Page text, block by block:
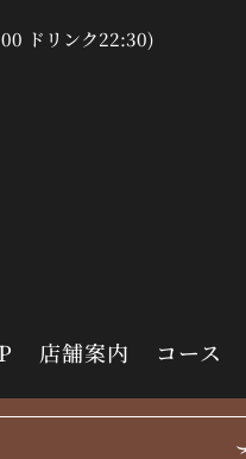
ドリンク22:30)
店舗案内 コース